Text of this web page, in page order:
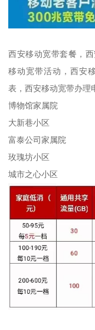
西安移动宽带套餐，
移动宽带活动，西安
表，西安移动宽带办理
博物馆家属院
大新巷小区
富泰公司家属院
玫瑰坊小区
城市之心小区